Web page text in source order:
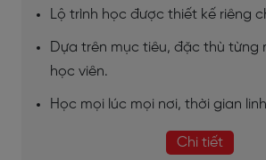
Lộ trình học được thiết kế riêng
Dựa trên mục tiêu, đặc thù từng
học viên.
Học mọi lúc mọi nơi, thời gian
Chi tiết